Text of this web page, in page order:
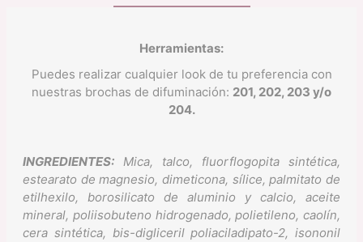
Herramientas:
Puedes realizar cualquier look de tu preferencia con
nuestras brochas de difuminación: 201, 202, 203 y/o
204.
INGREDIENTES:Mica, talco, fluorflogopita sintética,
estearato de magnesio, dimeticona, sílice, palmitato de
etilhexilo, borosilicato de aluminio y calcio, aceite
mineral, poliisobuteno hidrogenado, polietileno, caolín,
cera sintética, bis-digliceril poliaciladipato-2, isononil